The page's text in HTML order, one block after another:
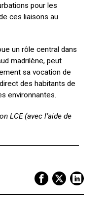
pour les
ces liaisons au
un rôle central dans
madrilène, peut
sa vocation de
des habitants de
environnantes.
LCE (avec l’aide de